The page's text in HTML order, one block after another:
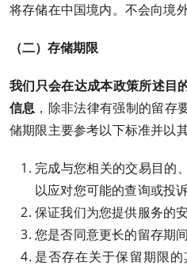
将存储在中国境内。不会向境
（二）存储期限
我们只会在达成本政策所述目
信息 ，除非法律有强制的留存
储期限主要参考以下标准并以
完成与您相关的交易目的
以应对您可能的查询或投诉
保证我们为您提供服务的
您是否同意更长的留存期间
是否存在关于保留期限